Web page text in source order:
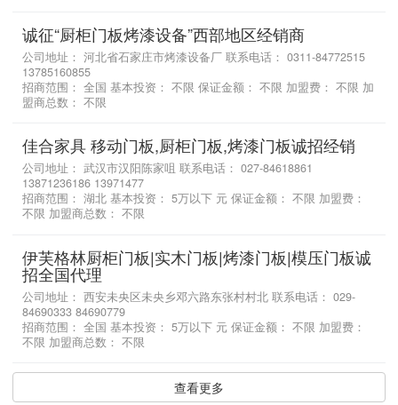
诚征“厨柜门板烤漆设备”西部地区经销商
公司地址： 河北省石家庄市烤漆设备厂 联系电话： 0311-84772515
13785160855
招商范围： 全国 基本投资： 不限 保证金额： 不限 加盟费： 不限 加
盟商总数： 不限
佳合家具 移动门板,厨柜门板,烤漆门板诚招经销
公司地址： 武汉市汉阳陈家咀 联系电话： 027-84618861
13871236186 13971477
招商范围： 湖北 基本投资： 5万以下 元 保证金额： 不限 加盟费：
不限 加盟商总数： 不限
伊芙格林厨柜门板|实木门板|烤漆门板|模压门板诚
招全国代理
公司地址： 西安未央区未央乡邓六路东张村村北 联系电话： 029-
84690333 84690779
招商范围： 全国 基本投资： 5万以下 元 保证金额： 不限 加盟费：
不限 加盟商总数： 不限
查看更多